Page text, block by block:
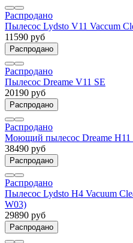
Распродано
Пылесос Lydsto V11 Vaccum
11590 руб
Распродано
Распродано
Пылесос Dreame V11 SE
20190 руб
Распродано
Распродано
Моющий пылесос Dreame H11
38490 руб
Распродано
Распродано
Пылесос Lydsto H4 Vacuum
W03)
29890 руб
Распродано